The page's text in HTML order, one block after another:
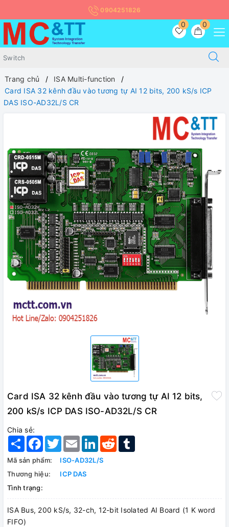
0904251826
0
0
Trang chủ
ISA Multi-function
Card ISA 32 kênh đầu vào tương tự AI 12 bits, 200 kS/s ICP
DAS ISO-AD32L/S CR
Card ISA 32 kênh đầu vào tương tự AI 12 bits,
200 kS/s ICP DAS ISO-AD32L/S CR
Chia sẻ:
Share Facebook
TwitterEmail LinkedInReddit
Mã sản phẩm:
ISO-AD32L/S
Thương hiệu:
ICP DAS
Tình trạng:
ISA Bus, 200 kS/s, 32-ch, 12-bit Isolated AI Board (1 K word
FIFO)